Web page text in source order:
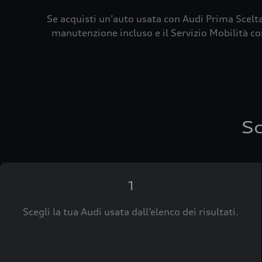
Se acquisti un’auto usata con Audi Prima
manutenzione incluso e il Servizio Mobilità
1
Scegli la tua Audi usata dall’elenco dei risultati.